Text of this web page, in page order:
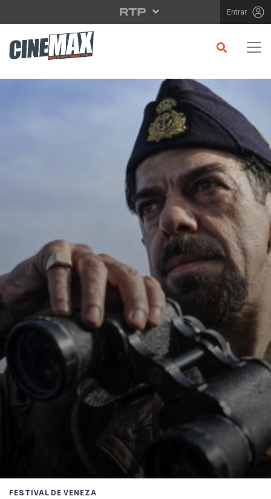
Saltar para o conteúdo principal Entrar
FESTIVAL DE VENEZA